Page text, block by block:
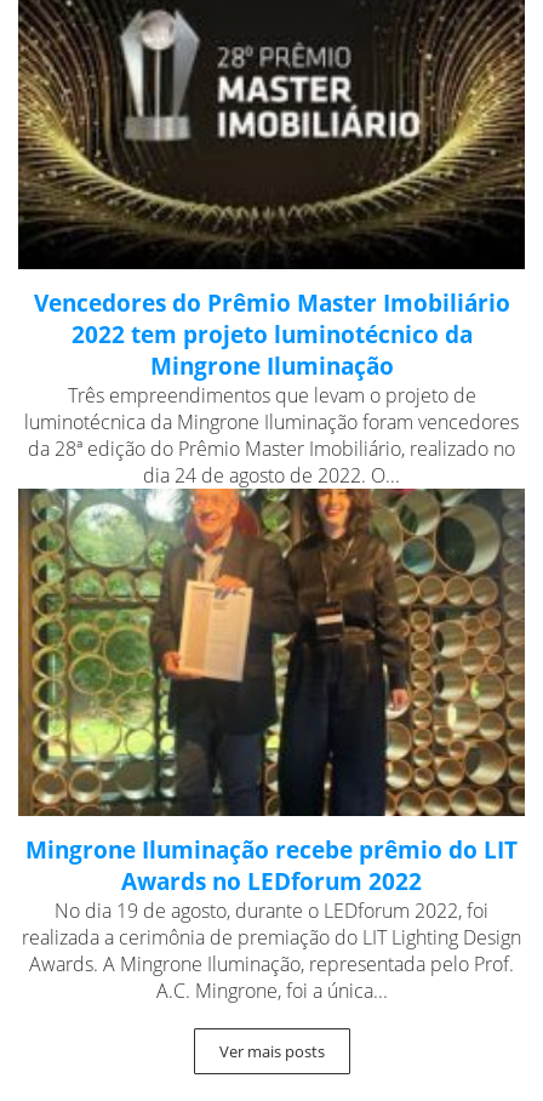
Vencedores do Prêmio Master Imobiliário
2022 tem projeto luminotécnico da
Mingrone Iluminação
Três empreendimentos que levam o projeto de
luminotécnica da Mingrone Iluminação foram vencedores
da 28ª edição do Prêmio Master Imobiliário, realizado no
dia 24 de agosto de 2022. O...
Mingrone Iluminação recebe prêmio do LIT
Awards no LEDforum 2022
No dia 19 de agosto, durante o LEDforum 2022, foi
realizada a cerimônia de premiação do LIT Lighting Design
Awards. A Mingrone Iluminação, representada pelo Prof.
A.C. Mingrone, foi a única...
Ver mais posts